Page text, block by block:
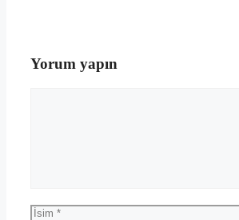
Yorum yapın
İsim